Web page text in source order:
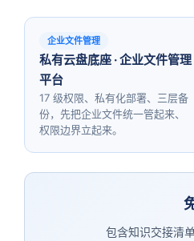
企业文件管理
私有云盘底座 · 企业文件管理
平台
17 级权限、私有化部署、三层备
份，先把企业文件统一管起来、
权限边界立起来。
包含知识交接清